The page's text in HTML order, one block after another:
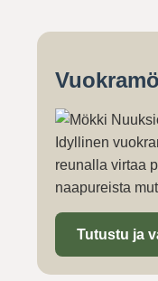
Idyllinen
reunalla virtaa
naapureista
Tutustu ja